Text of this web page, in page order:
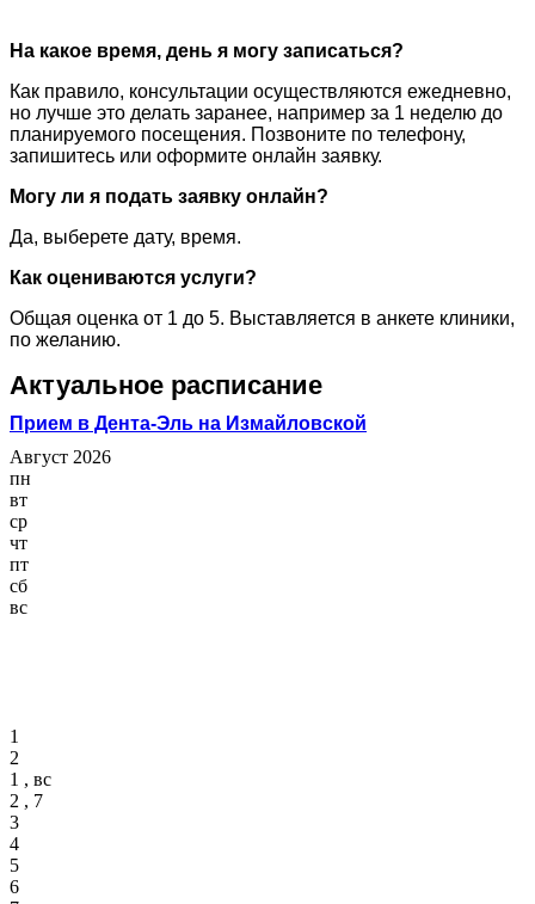
На какое время, день я могу записаться?
Как правило, консультации осуществляются ежедневно,
но лучше это делать заранее, например за 1 неделю до
планируемого посещения. Позвоните по телефону,
запишитесь или оформите онлайн заявку.
Могу ли я подать заявку онлайн?
Да, выберете дату, время.
Как оцениваются услуги?
Общая оценка от 1 до 5. Выставляется в анкете клиники,
по желанию.
Актуальное расписание
Прием в Дента-Эль на Измайловской
Август 2026
пн
вт
ср
чт
пт
сб
вс
1
2
1 , вс
2 , 7
3
4
5
6